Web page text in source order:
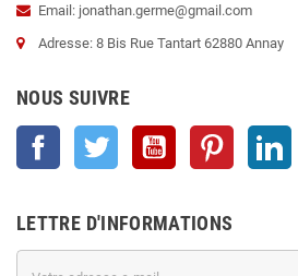
Email: jonathan.germe@gmail.com
Adresse: 8 Bis Rue Tantart 62880 Annay
NOUS SUIVRE
Facebook Twitter YouTube Pinterest
LETTRE D'INFORMATIONS